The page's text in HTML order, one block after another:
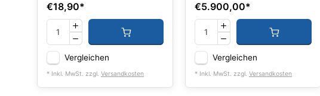
€18,90*
Vergleichen
* Inkl. MwSt. zzgl. Versandkosten
€5.900,00*
Vergleichen
* Inkl. MwSt. zzgl. Versandkosten